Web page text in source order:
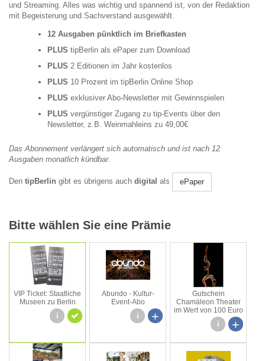
und Streaming. Alles was wichtig und spannend ist, von der Redaktion
mit Begeisterung und Sachverstand ausgewählt.
12 Ausgaben pünktlich im Briefkasten
PLUS tipBerlin als ePaper zum Download
PLUS 2 Editionen im Jahr kostenlos
PLUS 10 Prozent im tipBerlin Online Shop
PLUS exklusiver Abo-Newsletter mit Gewinnspielen
PLUS vergünstiger Zugang zu tip-Events über den
Newsletter, z.B. Weinmahleins zu 49,00€
Das Abonnement verlängert sich automatisch und ist nach 12
Ausgaben monatlich kündbar.
Den tipBerlin gibt es übrigens auch digital als ePaper
Bitte wählen Sie eine Prämie
VIP Ticket: Staatliche
Museen zu Berlin
i
Abundo - Kultur-
Event-Abo
+
i
Gutschein
Chamäleon Theater
im Wert von 100 Euro
+
i